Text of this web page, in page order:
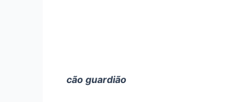
cão guardião